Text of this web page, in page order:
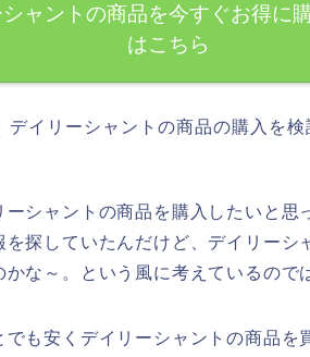
ャントの商品を今すぐお得に
はこちら
デイリーシャントの商品の購入を
シャントの商品を購入したいと思
を探していたんだけど、デイリーシ
な～。という風に考えているので
でも安くデイリーシャントの商品を